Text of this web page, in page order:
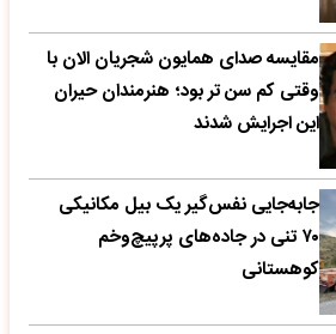
مقایسه صدای همایون شجریان الان با
وقتی کم سن تر بود؛ هنرمندان حیران
این اجرایش شدند
جابه‌جایی نفس‌گیر یک بیل مکانیکی
۷۰ تنی در جاده‌های پرپیچ‌وخم
کوهستانی